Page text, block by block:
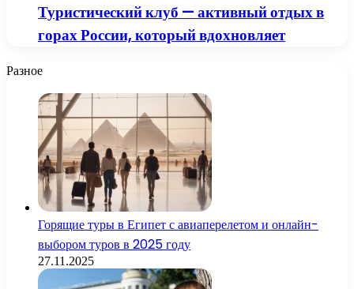
Туристический клуб — активный отдых в
горах России, который вдохновляет
Разное
Горящие туры в Египет с авиаперелетом и онлайн-
выбором туров в 2025 году
27.11.2025